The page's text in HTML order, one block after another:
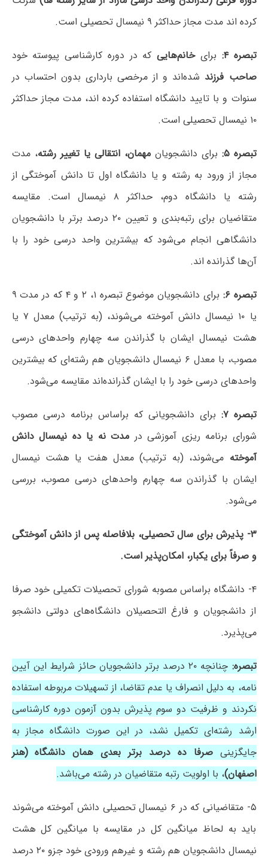
کرده اند مدت مجاز حداکثر ۹ نیمسال تحصیلی است.
تبصره ۴: برایخانم‌هاییکه در دوره کارشناسی پیوسته خود
صاحب فرزند شده‌اند و از مرخصی بارداری بدون احتساب در
سنوات و با تایید دانشگاه استفاده کرده اند، مدت مجاز حداکثر
۱۰ نیمسال تحصیلی است.
تبصره ۵: برای دانشجویانمهمان، انتقالی یا تغییر رشته، مدت
مجاز از ورود به رشته و یا دانشگاه اول تا دانش آموختگی از
رشته یا دانشگاه دوم، حداکثر ۸ نیمسال است. مقایسه
متقاضیان برای رتبه‌بندی و تعیین ۲۰ درصد برتر با دانشجویان
دانشگاهی انجام می‌شود که بیشترین واحد درسی خود را با
آن‌ها گذرانده اند.
تبصره ۶:
برای دانشجویان موضوع تبصره ۱، ۲ و ۴ که در مدت ۹
یا ۱۰ نیمسال دانش آموخته می‌شوند، (به ترتیب) معدل ۷ یا
هشت نیمسال ایشان با گذراندن سه چهارم واحدهای درسی
مصوب، با معدل ۶ نیمسال دانشجویان هم رشته‌ای که بیشترین
واحدهای درسی خود را با ایشان گذرانده‌اند مقایسه می‌شود.
تبصره ۷:
برای دانشجویانی که براساس برنامه درسی مصوب
شورای برنامه ریزی آموزشی در مدت نه یا ده نیمسال دانش
آموخته می‌شوند، (به ترتیب) معدل هفت یا هشت نیمسال
ایشان با گذراندن سه چهارم واحدهای درسی مصوب، بررسی
می‌شود.
۳- پذیرش برای سال تحصیلی، بلافاصله پس از دانش آموختگی
و صرفاً برای یکبار، امکان‌پذیر است.
۴- دانشگاه براساس مصوبه شورای تحصیلات تکمیلی خود صرفا
از دانشجویان و فارغ التحصیلان دانشگاه‌های دولتی دانشجو
می‌پذیرد.
تبصره:
چنانچه ۲۰ درصد برتر دانشجویان حائز شرایط این آیین
نامه، به دلیل انصراف یا عدم تقاضا، از تسهیلات مربوطه استفاده
نکردند و ظرفیت دو سوم پذیرش بدون آزمون دوره کارشناسی
ارشد رشته‌ای تکمیل نشد، در این صورت دانشگاه مجاز به
جایگزینیصرفا ده درصد برتر بعدی همان دانشگاه (هنر
اصفهان)، با اولویت رتبه متقاضیان در رشته می‌باشد.
۵- متقاضیانی که در ۶ نیمسال تحصیلی دانش آموخته می‌شوند
باید به لحاظ میانگین کل در مقایسه با میانگین کل هشت
نیمسال دانشجویان هم رشته و غیرهم ورودی خود جزو ۲۰ درصد